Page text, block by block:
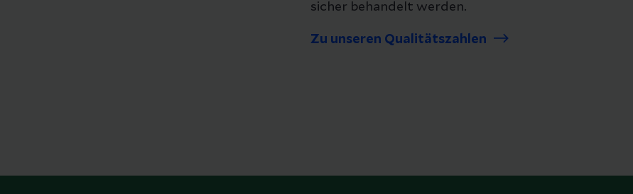
sicher behandelt werden.
Zu unseren Qualitätszahlen